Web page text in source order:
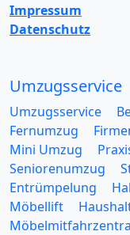
Impressum
Datenschutz
Umzugsservice
Umzugsservice
Fernumzug
Mini Umzug
Seniorenumzug
Entrümpelung
Möbellift